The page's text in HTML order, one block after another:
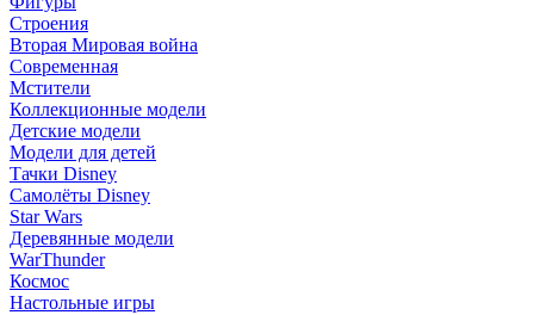
Строения
Вторая Мировая война
Современная
Мстители
Коллекционные модели
Детские модели
Модели для детей
Тачки Disney
Самолёты Disney
Star Wars
Деревянные модели
WarThunder
Космос
Настольные игры